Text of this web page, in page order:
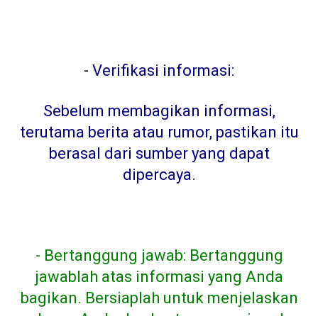
- Verifikasi informasi:
Sebelum membagikan informasi,
terutama berita atau rumor, pastikan itu
berasal dari sumber yang dapat
dipercaya.
- Bertanggung jawab: Bertanggung
jawablah atas informasi yang Anda
bagikan. Bersiaplah untuk menjelaskan